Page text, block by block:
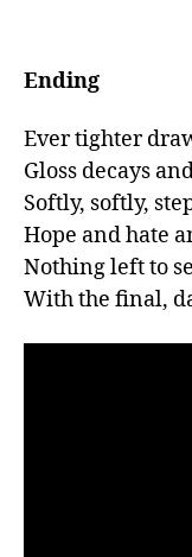
Ending
Ever tighter
Gloss decays
Softly, softly,
Hope and hate
Nothing left to
With the final,